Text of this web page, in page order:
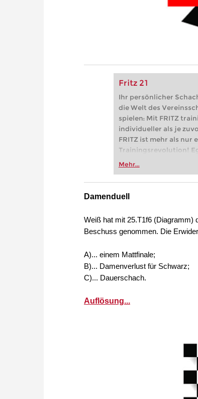
Fritz 21
Ihr persönlicher
die Welt des
spielen: Mit FRITZ
individueller als je
FRITZ ist mehr als nur
Trainingsrevolution!
Vereinsschachs
zuvor.
Mehr...
Damenduell
Weiß hat mit 25.T1f6 (Diagramm)
Beschuss genommen. Die
A)... einem Mattfinale;
B)... Damenverlust für Schwarz;
C)... Dauerschach.
Auflösung...